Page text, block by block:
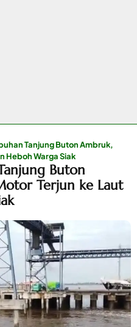
Tanjung Buton Ambruk,
Heboh Warga Siak
Buton
Terjun ke Laut